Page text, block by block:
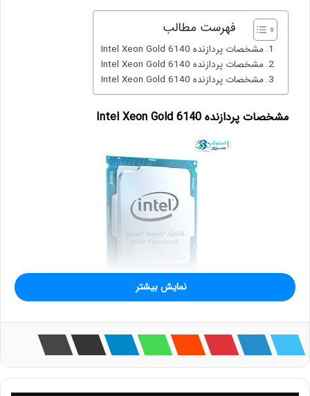
فهرست مطالب
مشخصات پردازنده Intel Xeon Gold 6140
مشخصات پردازنده Intel Xeon Gold 6140
مشخصات پردازنده Intel Xeon Gold 6140
مشخصات پردازنده Intel Xeon Gold 6140
Intel Xeon Gold می باشد که می تواند عملکرد بالا، سرعت
حافظه بالا و مقیاس پذیری چهار سوکت بهبود یافته، قابلیت
اطمینان و امنیت سخت افزاری را ارائه نماید. این پردازنده
می تواند در مراکز داده، محاسبات ابری و ورک لودهای
نمایش بیشتر